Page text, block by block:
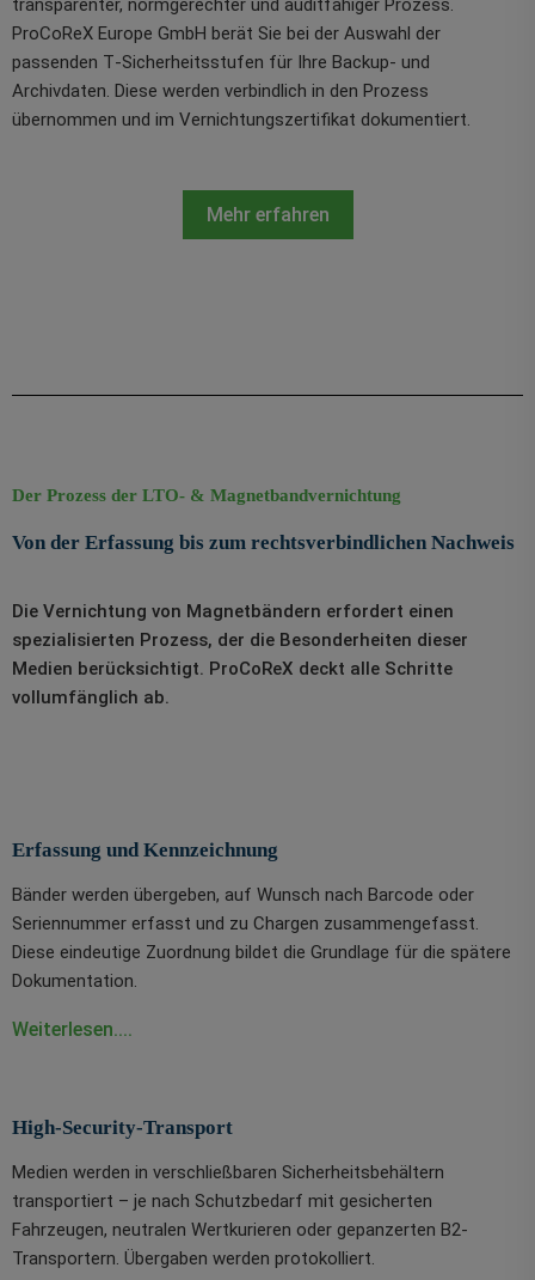
transparenter, normgerechter und auditfähiger Prozess.
ProCoReX Europe GmbH berät Sie bei der Auswahl der
passenden T‑Sicherheitsstufen für Ihre Backup- und
Archivdaten. Diese werden verbindlich in den Prozess
übernommen und im Vernichtungszertifikat dokumentiert.
Mehr erfahren
Der Prozess der LTO- & Magnetbandvernichtung
Von der Erfassung bis zum rechtsverbindlichen Nachweis
Die Vernichtung von Magnetbändern erfordert einen
spezialisierten Prozess, der die Besonderheiten dieser
Medien berücksichtigt. ProCoReX deckt alle Schritte
vollumfänglich ab.
Erfassung und Kennzeichnung
Bänder werden übergeben, auf Wunsch nach Barcode oder
Seriennummer erfasst und zu Chargen zusammengefasst.
Diese eindeutige Zuordnung bildet die Grundlage für die spätere
Dokumentation.
Weiterlesen....
High-Security-Transport
Medien werden in verschließbaren Sicherheitsbehältern
transportiert – je nach Schutzbedarf mit gesicherten
Fahrzeugen, neutralen Wertkurieren oder gepanzerten B2-
Transportern. Übergaben werden protokolliert.